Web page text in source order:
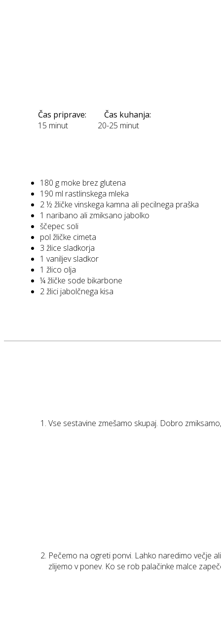
Čas priprave:
15 minut
Čas kuhanja:
20-25 minut
180 g moke brez glutena
190 ml rastlinskega mleka
2 ½ žličke vinskega kamna ali pecilnega praška
1 naribano ali zmiksano jabolko
ščepec soli
pol žličke cimeta
3 žlice sladkorja
1 vaniljev sladkor
1 žlico olja
¼ žličke sode bikarbone
2 žlici jabolčnega kisa
Vse sestavine zmešamo skupaj. Dobro
Pečemo na ogreti ponvi. Lahko naredimo večje
zlijemo v ponev. Ko se rob palačinke malce